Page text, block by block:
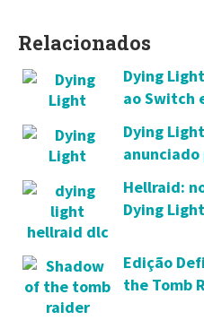
Relacionados
Dying
ao Switch
Dying
Hellraid:
Dying Light
Edição
the Tomb